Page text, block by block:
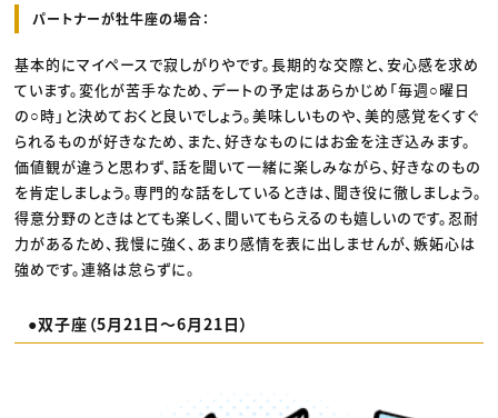
パートナーが牡牛座の場合：
基本的にマイペースで寂しがりやです。長期的な交際と、安心感を求め
ています。変化が苦手なため、デートの予定はあらかじめ「毎週○曜日
の○時」と決めておくと良いでしょう。美味しいものや、美的感覚をくすぐ
られるものが好きなため、また、好きなものにはお金を注ぎ込みます。
価値観が違うと思わず、話を聞いて一緒に楽しみながら、好きなのもの
を肯定しましょう。専門的な話をしているときは、聞き役に徹しましょう。
得意分野のときはとても楽しく、聞いてもらえるのも嬉しいのです。忍耐
力があるため、我慢に強く、あまり感情を表に出しませんが、嫉妬心は
強めです。連絡は怠らずに。
●双子座（5月21日〜6月21日）